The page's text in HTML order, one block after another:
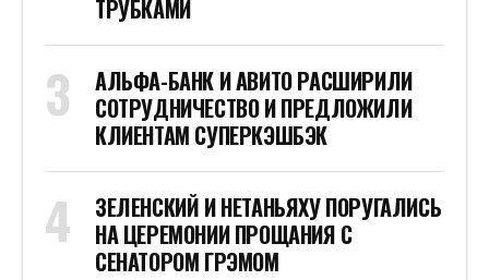
ТРУБКАМИ
АЛЬФА-БАНК И АВИТО РАСШИРИЛИ
СОТРУДНИЧЕСТВО И ПРЕДЛОЖИЛИ
КЛИЕНТАМ СУПЕРКЭШБЭК
ЗЕЛЕНСКИЙ И НЕТАНЬЯХУ ПОРУГАЛИСЬ
НА ЦЕРЕМОНИИ ПРОЩАНИЯ С
СЕНАТОРОМ ГРЭМОМ